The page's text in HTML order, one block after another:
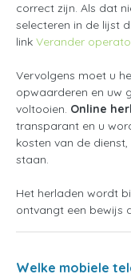
correct zijn. Als dat
selecteren in de lijst
link Verander
Vervolgens moet u
opwaarderen en uw
voltooien. Online
transparant en u
kosten van de
staan.
Het herladen wordt
ontvangt een bewijs
Welke mobiele